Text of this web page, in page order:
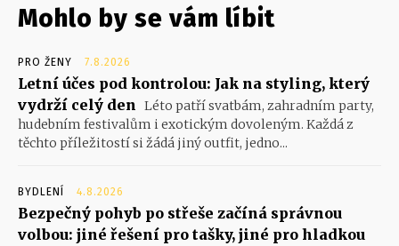
Mohlo by se vám líbit
PRO ŽENY 7.8.2026
Letní účes pod kontrolou: Jak na styling, který
vydrží celý den Léto patří svatbám, zahradním party,
hudebním festivalům i exotickým dovoleným. Každá z
těchto příležitostí si žádá jiný outfit, jedno...
BYDLENÍ 4.8.2026
Bezpečný pohyb po střeše začíná správnou
volbou: jiné řešení pro tašky, jiné pro hladkou